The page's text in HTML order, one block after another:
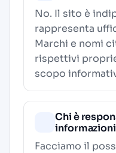
No. Il sito è
rappresenta
Marchi e nomi
rispettivi
scopo
Chi è
Facciamo il